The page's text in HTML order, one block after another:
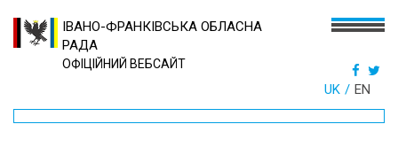
ІВАНО-ФРАНКІВСЬКА ОБЛАСНА
РАДА
ОФІЦІЙНИЙ ВЕБСАЙТ
UK EN